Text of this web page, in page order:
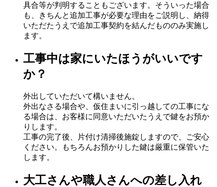
具合等が判明することもございます。そういった場合
も、きちんと追加工事が必要な理由をご説明し、納得
いただたうえで追加工事契約を結んだもののみ実施し
ます。
工事中は家にいたほうがいいです
か？
外出していただいて構いません。
外出なさる場合や、仮住まいに引っ越しての工事にな
る場合は、お客様に同意いただいたうえで鍵をお預か
りします。
工事の完了後、片付け清掃後施錠しますので、ご安心
ください。もちろんお預かりした鍵は厳重に保管いた
します。
大工さんや職人さんへの差し入れ